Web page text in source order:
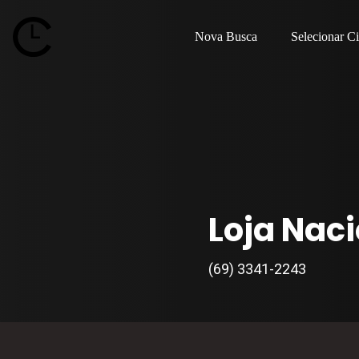
Nova Busca Selecionar
Loja
(69) 3341-2243